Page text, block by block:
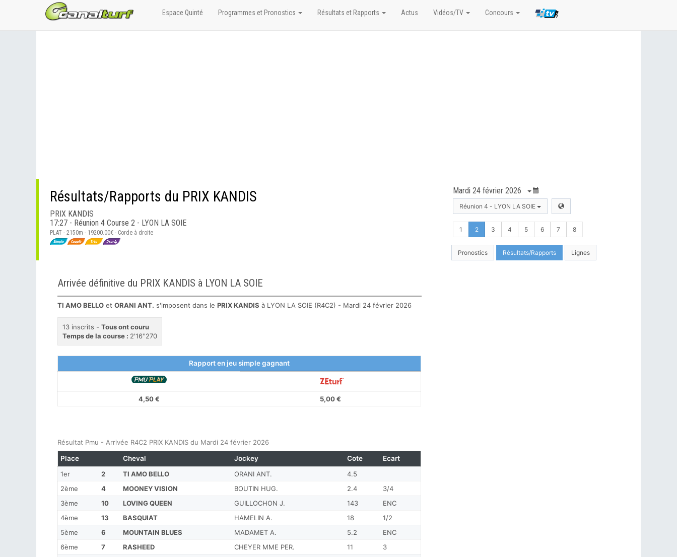
Résultats/Rapports du PRIX KANDIS
PRIX KANDIS
17:27 - Réunion 4 Course 2 - LYON LA SOIE
PLAT - 2150m - 19200.00€ - Corde à droite
Mardi 24 février 2026
Réunion 4 - LYON LA SOIE
1 2 3 4 5 6 7 8
Pronostics Résultats/Rapports Lignes
Arrivée définitive du PRIX KANDIS à LYON LA SOIE
TI AMO BELLO et ORANI ANT. s'imposent dans le PRIX KANDIS à LYON LA SOIE (R4C2) - Mardi 24 février 2026
13 inscrits - Tous ont couru
Temps de la course : 2'16''270
Rapport en jeu simple gagnant
4,50 € 5,00 €
Résultat Pmu - Arrivée R4C2 PRIX KANDIS du Mardi 24 février 2026
1er 2 TI AMO BELLO ORANI ANT.
4.5
2ème
4 MOONEY VISION BOUTIN HUG. 2.4
3/4
3ème
10 LOVING QUEEN GUILLOCHON J. 143
ENC
4ème
13 BASQUIAT HAMELIN A. 18
1/2
5ème
6 MOUNTAIN BLUES MADAMET A. 5.2
ENC
6ème
7 RASHEED CHEYER MME PER. 11
3
Place Cheval Jockey Cote Ecart
Espace Quinté Programmes et Pronostics Résultats et Rapports Actus Vidéos/TV Concours